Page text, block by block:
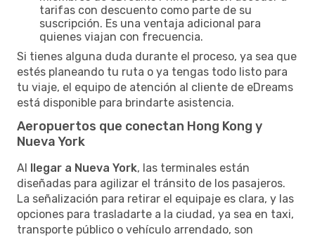
tarifas con descuento como parte de su
suscripción. Es una ventaja adicional para
quienes viajan con frecuencia.
Si tienes alguna duda durante el proceso, ya sea que
estés planeando tu ruta o ya tengas todo listo para
tu viaje, el equipo de atención al cliente de eDreams
está disponible para brindarte asistencia.
Aeropuertos que conectan Hong Kong y
Nueva York
Al llegar a Nueva York, las terminales están
diseñadas para agilizar el tránsito de los pasajeros.
La señalización para retirar el equipaje es clara, y las
opciones para trasladarte a la ciudad, ya sea en taxi,
transporte público o vehículo arrendado, son